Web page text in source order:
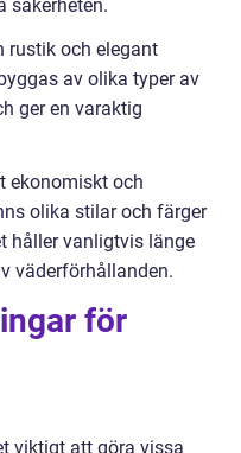
säkerheten.
rustik och elegant
av olika typer av
ger en varaktig
ekonomiskt och
olika stilar och färger
håller vanligtvis länge
väderförhållanden.
för
viktigt att göra vissa